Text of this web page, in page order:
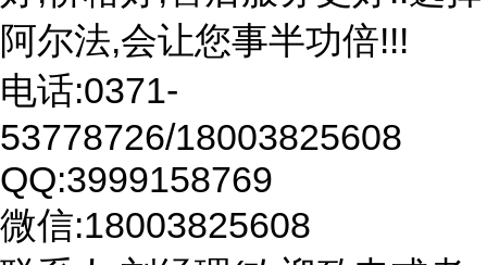
阿尔法,会让您事半功倍!!!
电话:0371-
53778726/18003825608
QQ:3999158769
微信:18003825608